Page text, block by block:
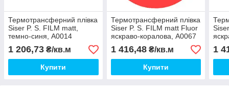
Термотрансферний плівка
Siser P. S. FILM matt,
темно-синя, А0014
1 206,73 ₴/кв.м
Купити
Термотрансферний плівка
Siser P. S. FILM matt Fluor
яскраво-коралова, А0067
1 416,48₴/кв.м
Купити
1